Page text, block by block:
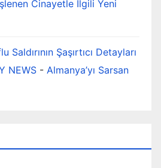
Cinayetle İlgili Yeni
Şaşırtıcı Detayları
NEWS - Almanya’yı Sarsan